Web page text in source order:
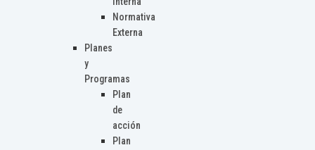
Normativa
Externa
Planes
y
Programas
Plan
de
acción
Plan